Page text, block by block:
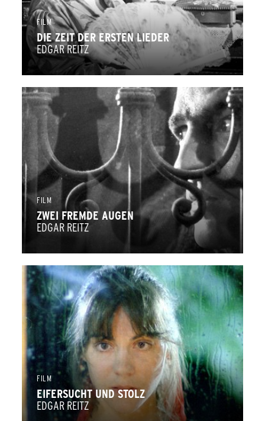
FILM
DIE ZEIT DER ERSTEN LIEDER
EDGAR REITZ
FILM
ZWEI FREMDE AUGEN
EDGAR REITZ
FILM
EIFERSUCHT UND STOLZ
EDGAR REITZ